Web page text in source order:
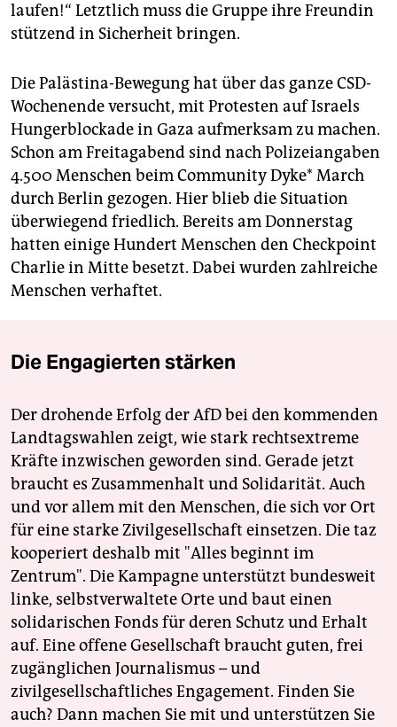
laufen!“ Letztlich muss die Gruppe ihre Freundin
stützend in Sicherheit bringen.
Die Palästina-Bewegung hat über das ganze CSD-
Wochenende versucht, mit Protesten auf Israels
Hungerblockade in Gaza aufmerksam zu machen.
Schon am Freitagabend sind nach Polizeiangaben
4.500 Menschen beim Community Dyke* March
durch Berlin gezogen. Hier blieb die Situation
überwiegend friedlich. Bereits am Donnerstag
hatten einige Hundert Menschen den Checkpoint
Charlie in Mitte besetzt. Dabei wurden zahlreiche
Menschen verhaftet.
Die Engagierten stärken
Der drohende Erfolg der AfD bei den kommenden
Landtagswahlen zeigt, wie stark rechtsextreme
Kräfte inzwischen geworden sind. Gerade jetzt
braucht es Zusammenhalt und Solidarität. Auch
und vor allem mit den Menschen, die sich vor Ort
für eine starke Zivilgesellschaft einsetzen. Die taz
kooperiert deshalb mit "Alles beginnt im
Zentrum". Die Kampagne unterstützt bundesweit
linke, selbstverwaltete Orte und baut einen
solidarischen Fonds für deren Schutz und Erhalt
auf. Eine offene Gesellschaft braucht guten, frei
zugänglichen Journalismus – und
zivilgesellschaftliches Engagement. Finden Sie
auch? Dann machen Sie mit und unterstützen Sie